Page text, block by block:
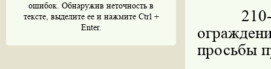
ошибок. Обнаружив неточность в
тексте, выделите ее и нажмите Ctrl +
Enter.
210-й
просьбы